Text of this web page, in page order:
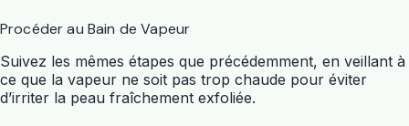
Procéder au Bain de Vapeur
Suivez les mêmes étapes que précédemment, en veillant à
ce que la vapeur ne soit pas trop chaude pour éviter
d’irriter la peau fraîchement exfoliée.